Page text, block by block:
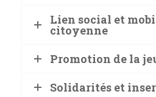
Lien social et
citoyenne
Promotion de la
Solidarités et